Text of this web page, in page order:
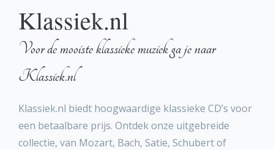
Klassiek.nl
Voor de mooiste klassieke muziek ga je naar
Klassiek.nl
Klassiek.nl biedt hoogwaardige klassieke CD’s voor
een betaalbare prijs. Ontdek onze uitgebreide
collectie, van Mozart, Bach, Satie, Schubert of